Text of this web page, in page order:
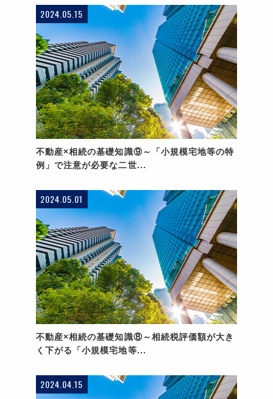
2024.05.15
不動産×相続の基礎知識⑨～「小規模宅地等の特
例」で注意が必要な二世...
2024.05.01
不動産×相続の基礎知識⑧～相続税評価額が大き
く下がる「小規模宅地等...
2024.04.15